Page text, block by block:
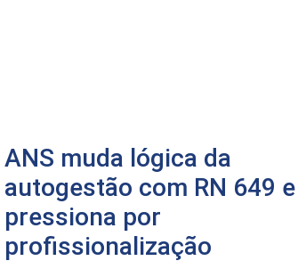
ANS muda lógica da
autogestão com RN 649 e
pressiona por
profissionalização